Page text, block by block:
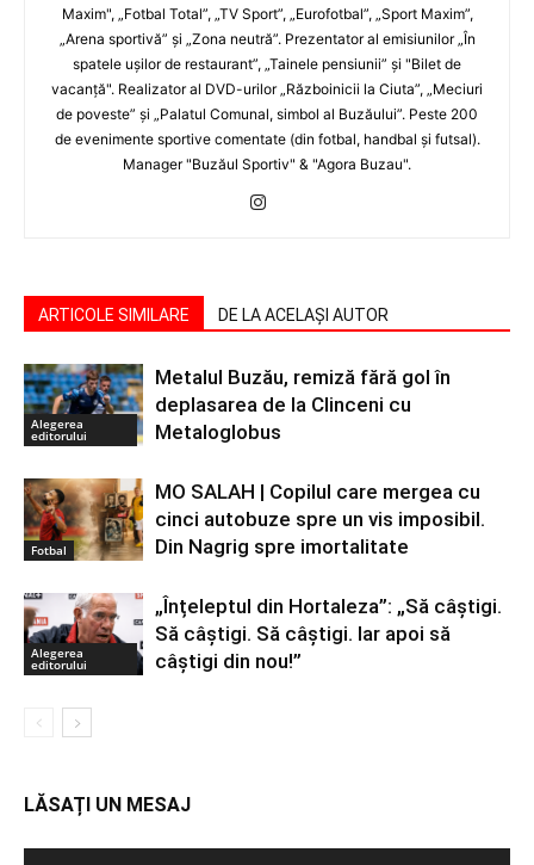
Maxim", „Fotbal Total”, „TV Sport”, „Eurofotbal”, „Sport Maxim”,
„Arena sportivă” şi „Zona neutră”. Prezentator al emisiunilor „În
spatele uşilor de restaurant”, „Tainele pensiunii” şi "Bilet de
vacanţă". Realizator al DVD-urilor „Războinicii la Ciuta”, „Meciuri
de poveste” şi „Palatul Comunal, simbol al Buzăului”. Peste 200
de evenimente sportive comentate (din fotbal, handbal şi futsal).
Manager "Buzăul Sportiv" & "Agora Buzau".
ARTICOLE SIMILARE DE LA ACELAȘI AUTOR
Alegerea
editorului
Metalul Buzău, remiză fără gol în
deplasarea de la Clinceni cu
Metaloglobus
Fotbal
MO SALAH | Copilul care mergea cu
cinci autobuze spre un vis imposibil.
Din Nagrig spre imortalitate
Alegerea
editorului
„Înțeleptul din Hortaleza”: „Să câștigi.
Să câștigi. Să câștigi. Iar apoi să
câștigi din nou!”
LĂSAȚI UN MESAJ